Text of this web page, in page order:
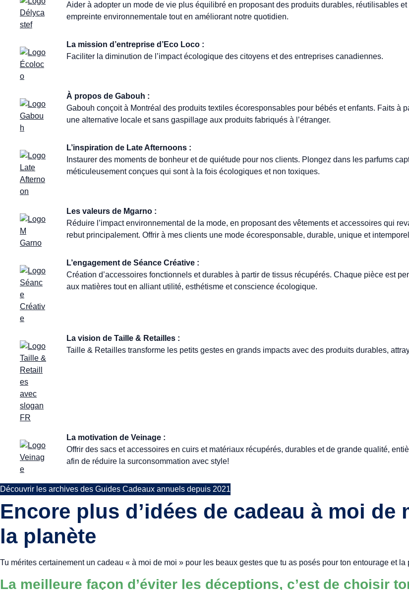
Aider à adopter un mode de vie plus équilibré en proposant des produits durables, réutilisables
empreinte environnementale tout en améliorant notre quotidien.
La mission d’entreprise d’Eco Loco :
Faciliter la diminution de l’impact écologique des citoyens et des entreprises canadiennes.
À propos de Gabouh :
Gabouh conçoit à Montréal des produits textiles écoresponsables pour bébés et enfants. Faits à
une alternative locale et sans gaspillage aux produits fabriqués à l’étranger.
L’inspiration de Late Afternoons :
Instaurer des moments de bonheur et de quiétude pour nos clients. Plongez dans les parfums
méticuleusement conçues qui sont à la fois écologiques et non toxiques.
Les valeurs de Mgarno :
Réduire l’impact environnemental de la mode, en proposant des vêtements et accessoires qui
rebut principalement. Offrir à mes clients une mode écoresponsable, durable, unique et
L’engagement de Séance Créative :
Création d’accessoires fonctionnels et durables à partir de tissus récupérés. Chaque pièce est
aux matières tout en alliant utilité, esthétisme et conscience écologique.
La vision de Taille & Retailles :
Taille & Retailles transforme les petits gestes en grands impacts avec des produits durables,
La motivation de Veinage :
Offrir des sacs et accessoires en cuirs et matériaux récupérés, durables et de grande qualité,
afin de réduire la surconsommation avec style!
Découvrir les archives des Guides Cadeaux annuels depuis 2021
Encore plus d’idées de cadeau à moi
la planète
Tu mérites certainement un cadeau « à moi de moi » pour les beaux gestes que tu as posés pour ton entourage et la
La meilleure façon d’éviter les déceptions, c’est de choisir